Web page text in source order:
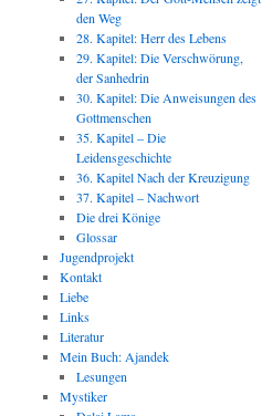
den Weg
28. Kapitel: Herr des Lebens
29. Kapitel: Die Verschwörung,
der Sanhedrin
30. Kapitel: Die Anweisungen des
Gottmenschen
35. Kapitel – Die
Leidensgeschichte
36. Kapitel Nach der Kreuzigung
37. Kapitel – Nachwort
Die drei Könige
Glossar
Jugendprojekt
Kontakt
Liebe
Links
Literatur
Mein Buch: Ajandek
Lesungen
Mystiker